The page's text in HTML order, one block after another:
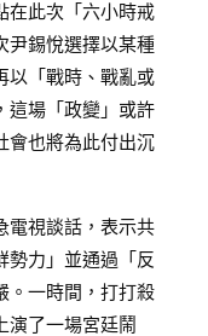
在此次「六小時戒
尹錫悅選擇以某種
以「戰時、戰亂或
這場「政變」或許
會也將為此付出沉
電視談話，表示共
勢力」並通過「反
。一時間，打打殺
演了一場宮廷鬧